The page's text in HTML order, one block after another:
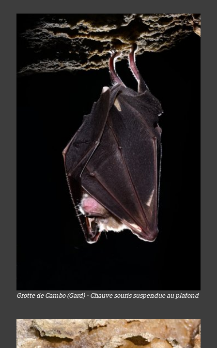
Grotte de Cambo (Gard) - Chauve souris suspendue au plafond